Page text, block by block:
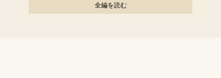
全編を読む